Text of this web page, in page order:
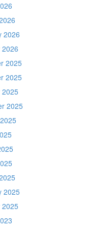
2026
2025
2025
2025
2025